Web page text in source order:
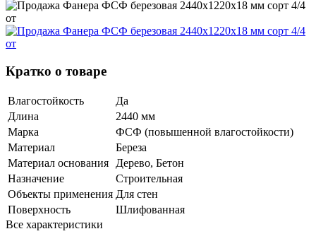
Кратко о товаре
Влагостойкость
Да
Длина
2440 мм
Марка
ФСФ (повышенной влагостойкости)
Материал
Береза
Материал основания
Дерево, Бетон
Назначение
Строительная
Объекты применения Для стен
Поверхность
Шлифованная
Все характеристики